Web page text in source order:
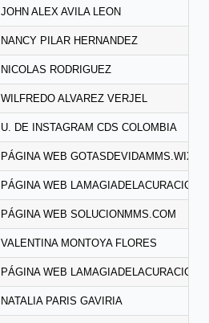
JOHN ALEX AVILA LEON
NANCY PILAR HERNANDEZ
NICOLAS RODRIGUEZ
WILFREDO ALVAREZ VERJEL
U. DE INSTAGRAM CDS COLOMBIA
PÁGINA WEB
PÁGINA WEB
PÁGINA WEB SOLUCIONMMS.COM
VALENTINA MONTOYA FLORES
PÁGINA WEB
NATALIA PARIS GAVIRIA